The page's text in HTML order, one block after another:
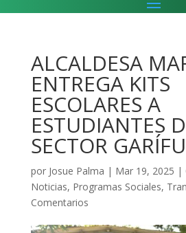
ALCALDESA
ENTREGA KITS
ESCOLARES A
ESTUDIANTES
SECTOR
por Josue Palma | Mar 19, 2025 |
Noticias, Programas Sociales,
Comentarios